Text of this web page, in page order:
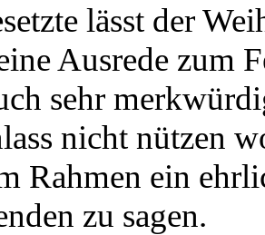
lässt der
Ausrede zum
sehr
nicht nützen
Rahmen ein
zu sagen.